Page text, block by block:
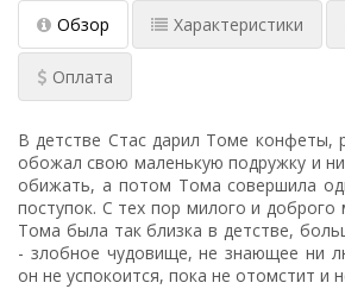
Обзор Характеристики
Оплата
В детстве Стас дарил Томе конфеты,
обожал свою маленькую подружку и
обижать, а потом Тома совершила
поступок. С тех пор милого и доброго
Тома была так близка в детстве,
- злобное чудовище, не знающее ни
он не успокоится, пока не отомстит и